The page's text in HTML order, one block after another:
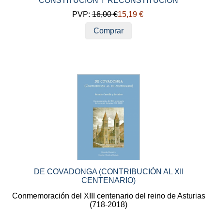
PVP:16,00 €15,19 €
Comprar
DE COVADONGA (CONTRIBUCIÓN AL XII
CENTENARIO)
Conmemoración del XIII centenario del reino de Asturias
(718-2018)